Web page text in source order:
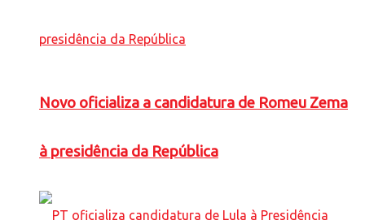
Novo oficializa a candidatura de Romeu Zema
à presidência da República